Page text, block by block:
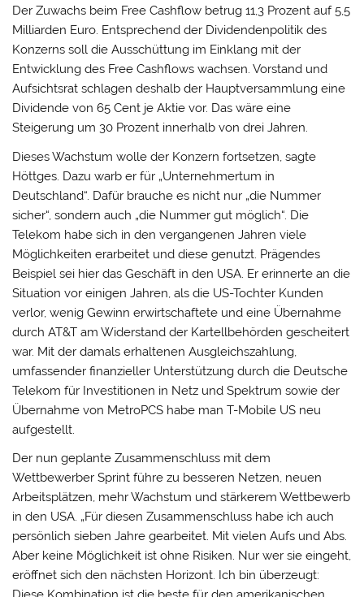
Der Zuwachs beim Free Cashflow betrug 11,3 Prozent auf 5,5
Milliarden Euro. Entsprechend der Dividendenpolitik des
Konzerns soll die Ausschüttung im Einklang mit der
Entwicklung des Free Cashflows wachsen. Vorstand und
Aufsichtsrat schlagen deshalb der Hauptversammlung eine
Dividende von 65 Cent je Aktie vor. Das wäre eine
Steigerung um 30 Prozent innerhalb von drei Jahren.
Dieses Wachstum wolle der Konzern fortsetzen, sagte
Höttges. Dazu warb er für „Unternehmertum in
Deutschland“. Dafür brauche es nicht nur „die Nummer
sicher“, sondern auch „die Nummer gut möglich“. Die
Telekom habe sich in den vergangenen Jahren viele
Möglichkeiten erarbeitet und diese genutzt. Prägendes
Beispiel sei hier das Geschäft in den USA. Er erinnerte an die
Situation vor einigen Jahren, als die US-Tochter Kunden
verlor, wenig Gewinn erwirtschaftete und eine Übernahme
durch AT&T am Widerstand der Kartellbehörden gescheitert
war. Mit der damals erhaltenen Ausgleichszahlung,
umfassender finanzieller Unterstützung durch die Deutsche
Telekom für Investitionen in Netz und Spektrum sowie der
Übernahme von MetroPCS habe man T-Mobile US neu
aufgestellt.
Der nun geplante Zusammenschluss mit dem
Wettbewerber Sprint führe zu besseren Netzen, neuen
Arbeitsplätzen, mehr Wachstum und stärkerem Wettbewerb
in den USA. „Für diesen Zusammenschluss habe ich auch
persönlich sieben Jahre gearbeitet. Mit vielen Aufs und Abs.
Aber keine Möglichkeit ist ohne Risiken. Nur wer sie eingeht,
eröffnet sich den nächsten Horizont. Ich bin überzeugt: